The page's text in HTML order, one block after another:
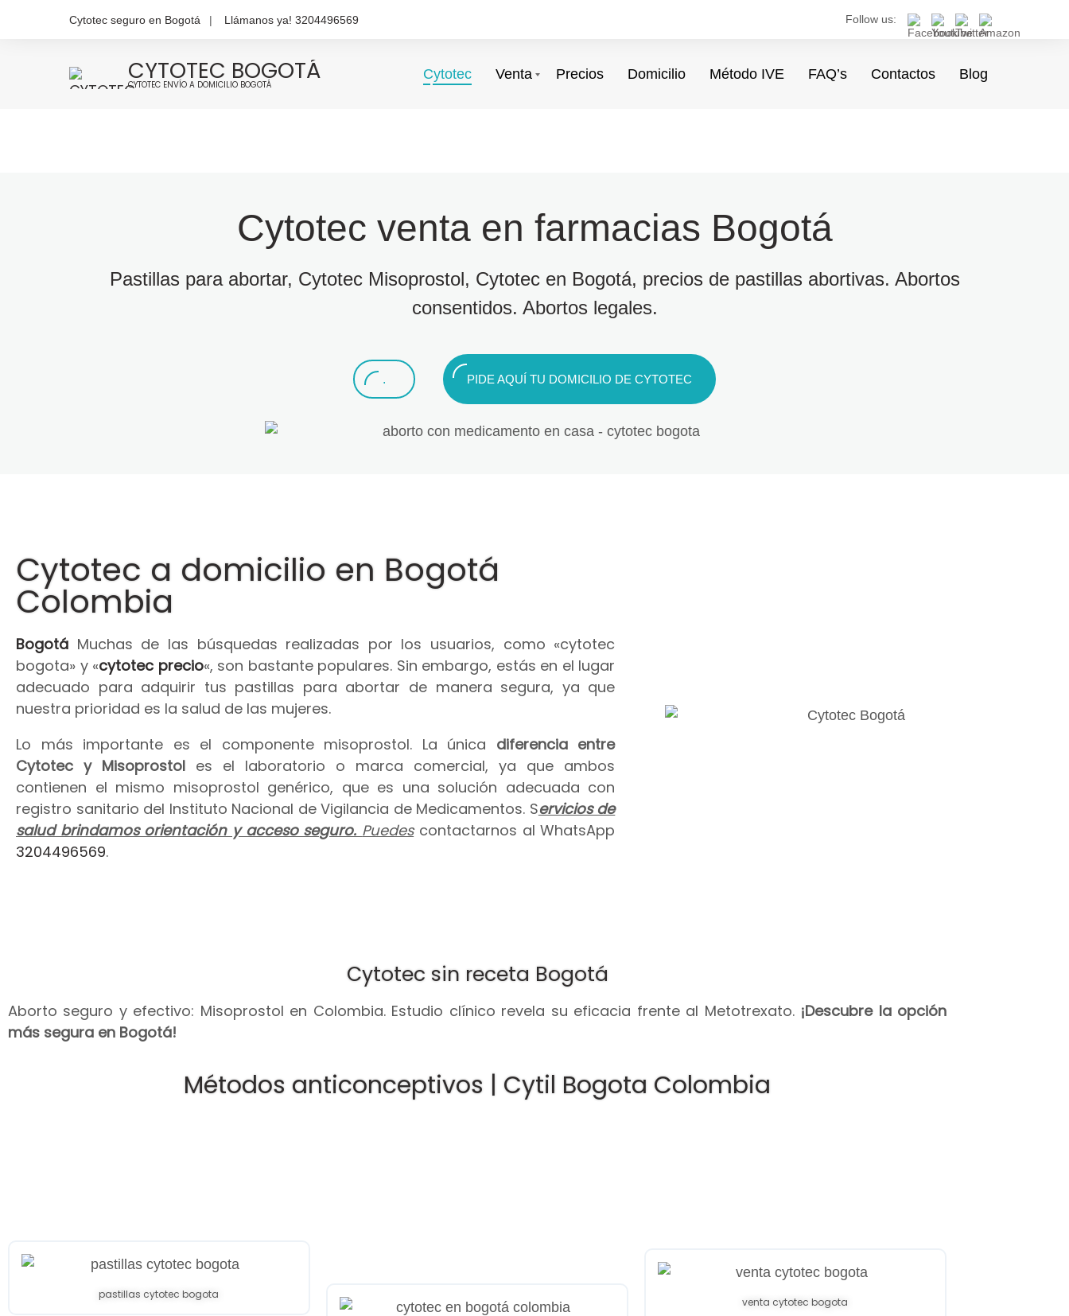
Cytotec seguro en Bogotá Llámanos ya! 3204496569 Follow us:
CYTOTEC BOGOTÁ
CYTOTEC ENVÍO A DOMICILIO BOGOTÁ
Cytotec Venta Precios Domicilio Método IVE FAQ’s Contactos Blog
Cytotec venta en farmacias Bogotá
Pastillas para abortar, Cytotec Misoprostol, Cytotec en Bogotá, precios de pastillas abortivas. Abortos
consentidos. Abortos legales.
. PIDE AQUÍ TU DOMICILIO DE CYTOTEC
Cytotec a domicilio en Bogotá
Colombia
Bogotá Muchas de las búsquedas realizadas por los usuarios, como «cytotec
bogota» y «cytotec precio«, son bastante populares. Sin embargo, estás en el lugar
adecuado para adquirir tus pastillas para abortar de manera segura, ya que
nuestra prioridad es la salud de las mujeres.
Lo más importante es el componente misoprostol. La única diferencia entre
Cytotec y Misoprostol es el laboratorio o marca comercial, ya que ambos
contienen el mismo misoprostol genérico, que es una solución adecuada con
registro sanitario del Instituto Nacional de Vigilancia de Medicamentos. Servicios de
salud brindamos orientación y acceso seguro. Puedescontactarnos al WhatsApp
3204496569.
Cytotec sin receta Bogotá
Aborto seguro y efectivo: Misoprostol en Colombia. Estudio clínico revela su eficacia frente al Metotrexato. ¡Descubre la opción
más segura en Bogotá!
Métodos anticonceptivos | Cytil Bogota Colombia
pastillas cytotec bogota
venta cytotec bogota